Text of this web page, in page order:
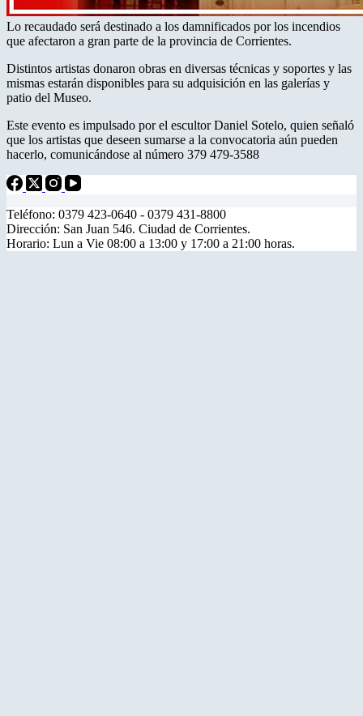
Lo recaudado será destinado a los damnificados por los incendios
que afectaron a gran parte de la provincia de Corrientes.
Distintos artistas donaron obras en diversas técnicas y soportes y las
mismas estarán disponibles para su adquisición en las galerías y
patio del Museo.
Este evento es impulsado por el escultor Daniel Sotelo, quien señaló
que los artistas que deseen sumarse a la convocatoria aún pueden
hacerlo, comunicándose al número 379 479-3588
Teléfono: 0379 423-0640 - 0379 431-8800
Dirección: San Juan 546. Ciudad de Corrientes.
Horario: Lun a Vie 08:00 a 13:00 y 17:00 a 21:00 horas.